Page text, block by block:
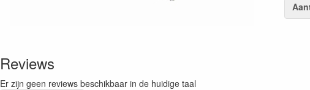
Reviews
Er zijn geen reviews beschikbaar in de huidige taal